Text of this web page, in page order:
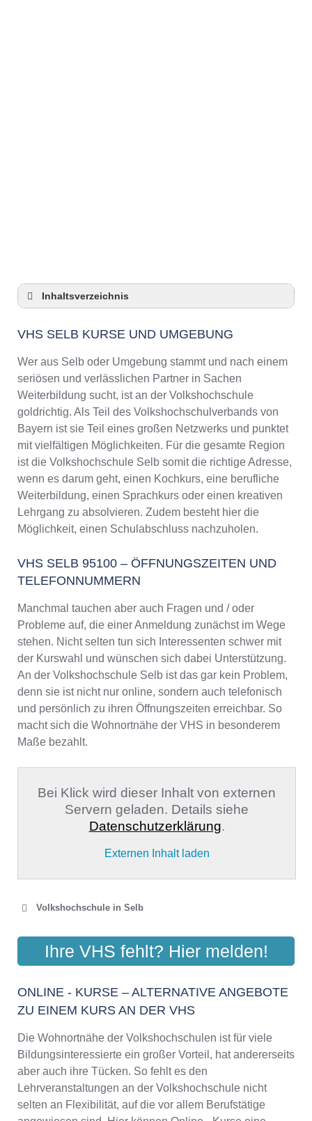
Anzeige
Inhaltsverzeichnis
VHS Selb – Öffnungszeiten und
Top-Kurse an der Abendschule Selb
Online-Kurse – Alternative Angebote zu einem
Kurs an der VHS
Top-Kurse an der Abendschule Selb
Weiterbildung in Selb
VHS Selb Programm 2025 / 2026
VHS SELB KURSE UND UMGEBUNG
Wer aus Selb oder Umgebung stammt und nach einem
seriösen und verlässlichen Partner in Sachen
Weiterbildung sucht, ist an der Volkshochschule
goldrichtig. Als Teil des Volkshochschulverbands von
Bayern ist sie Teil eines großen Netzwerks und punktet
mit vielfältigen Möglichkeiten. Für die gesamte Region
ist die Volkshochschule Selb somit die richtige Adresse,
wenn es darum geht, einen Kochkurs, eine berufliche
Weiterbildung, einen Sprachkurs oder einen kreativen
Lehrgang zu absolvieren. Zudem besteht hier die
Möglichkeit, einen Schulabschluss nachzuholen.
VHS SELB 95100 – ÖFFNUNGSZEITEN UND
TELEFONNUMMERN
Manchmal tauchen aber auch Fragen und / oder
Probleme auf, die einer Anmeldung zunächst im Wege
stehen. Nicht selten tun sich Interessenten schwer mit
der Kurswahl und wünschen sich dabei Unterstützung.
An der Volkshochschule Selb ist das gar kein Problem,
denn sie ist nicht nur online, sondern auch telefonisch
und persönlich zu ihren Öffnungszeiten erreichbar. So
macht sich die Wohnortnähe der VHS in besonderem
Maße bezahlt.
Bei Klick wird dieser Inhalt von externen
Servern geladen. Details siehe
Datenschutzerklärung.
Externen Inhalt laden
Volkshochschule in Selb
VOLKSHOCHSCHULE
FICHTELGEBIRGE
Aktualisiert: August 2021
Ihre VHS fehlt? Hier melden!
ONLINE - KURSE – ALTERNATIVE ANGEBOTE
ZU EINEM KURS AN DER VHS
Die Wohnortnähe der Volkshochschulen ist für viele
Bildungsinteressierte ein großer Vorteil, hat andererseits
aber auch ihre Tücken. So fehlt es den
Lehrveranstaltungen an der Volkshochschule nicht
selten an Flexibilität, auf die vor allem Berufstätige